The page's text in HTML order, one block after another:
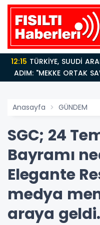
14:21BAKAN GÜRLEK’TEN TİGAD ÇALIŞTAYINDA Çarpıcı
AÇIKLAMALAR:
Anasayfa GÜNDEM
SGC; 24
Bayramı
Elegante
medya
araya geldi.